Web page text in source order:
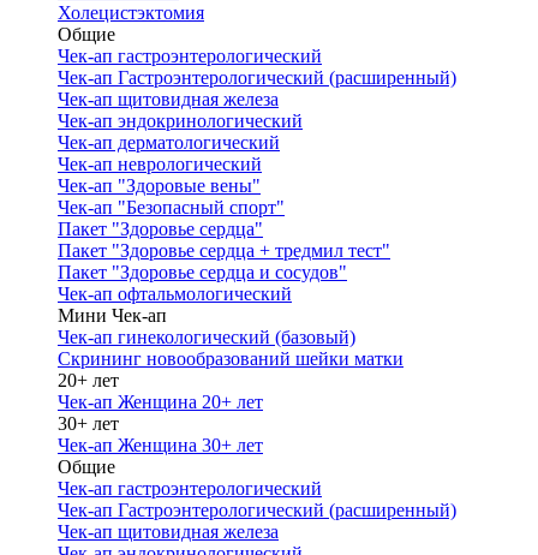
Холецистэктомия
Общие
Чек-ап гастроэнтерологический
Чек-ап Гастроэнтерологический (расширенный)
Чек-ап щитовидная железа
Чек-ап эндокринологический
Чек-ап дерматологический
Чек-ап неврологический
Чек-ап "Здоровые вены"
Чек-ап "Безопасный спорт"
Пакет "Здоровье сердца"
Пакет "Здоровье сердца + тредмил тест"
Пакет "Здоровье сердца и сосудов"
Чек-ап офтальмологический
Мини Чек-ап
Чек-ап гинекологический (базовый)
Скрининг новообразований шейки матки
20+ лет
Чек-ап Женщина 20+ лет
30+ лет
Чек-ап Женщина 30+ лет
Общие
Чек-ап гастроэнтерологический
Чек-ап Гастроэнтерологический (расширенный)
Чек-ап щитовидная железа